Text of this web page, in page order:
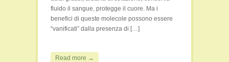
fluido il sangue, protegge il cuore. Ma i
benefici di queste molecole possono essere
“vanificati” dalla presenza di […]
Read more →